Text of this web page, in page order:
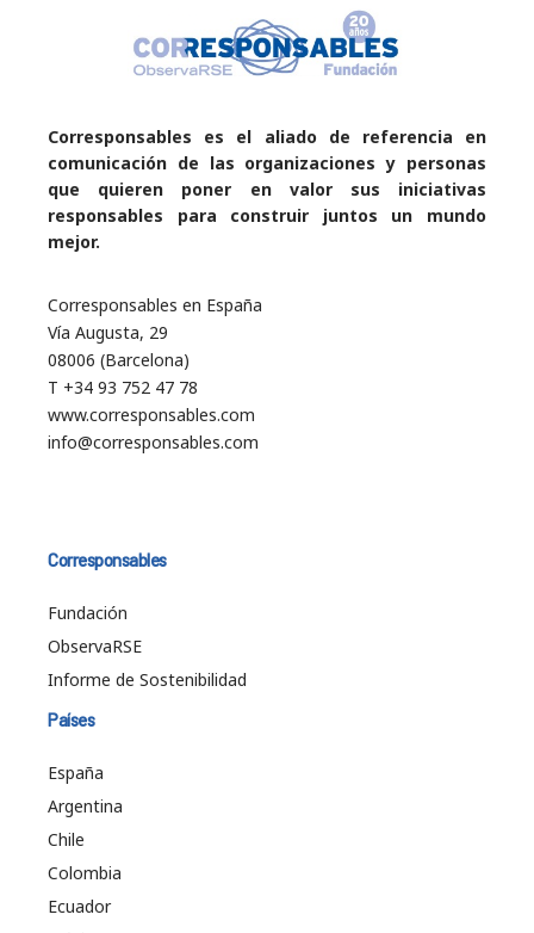
Corresponsables es el aliado de referencia en
comunicación de las organizaciones y personas
que quieren poner en valor sus iniciativas
responsables para construir juntos un mundo
mejor.
Corresponsables en España
Vía Augusta, 29
08006 (Barcelona)
T +34 93 752 47 78
www.corresponsables.com
info@corresponsables.com
Corresponsables
Fundación
ObservaRSE
Informe de Sostenibilidad
Países
España
Argentina
Chile
Colombia
Ecuador